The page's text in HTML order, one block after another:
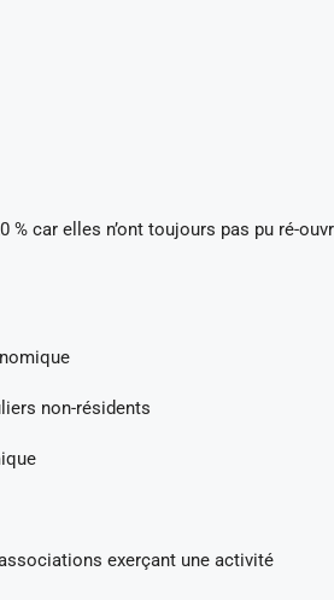
% car elles n’ont toujours pas pu ré-
non-résidents
exerçant une activité